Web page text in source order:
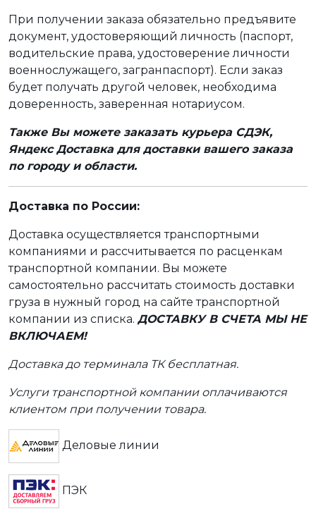
При получении заказа обязательно предъявите
документ, удостоверяющий личность (паспорт,
водительские права, удостоверение личности
военнослужащего, загранпаспорт). Если заказ
будет получать другой человек, необходима
доверенность, заверенная нотариусом.
Также Вы можете заказать курьера СДЭК,
Яндекс Доставка для доставки вашего заказа
по городу и области.
Доставка по России:
Доставка осуществляется транспортными
компаниями и рассчитывается по расценкам
транспортной компании. Вы можете
самостоятельно рассчитать стоимость доставки
груза в нужный город на сайте транспортной
компании из списка. ДОСТАВКУ В СЧЕТА МЫ НЕ
ВКЛЮЧАЕМ!
Доставка до терминала ТК бесплатная.
Услуги транспортной компании оплачиваются
клиентом при получении товара.
Деловые линии
ПЭК